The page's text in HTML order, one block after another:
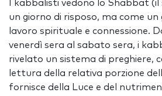
I kabbalisti vedono lo Shabbat
un giorno di risposo, ma come un
lavoro spirituale e connessione.
venerdì sera al sabato sera, i
rivelato un sistema di preghiere,
lettura della relativa porzione
fornisce della Luce e del